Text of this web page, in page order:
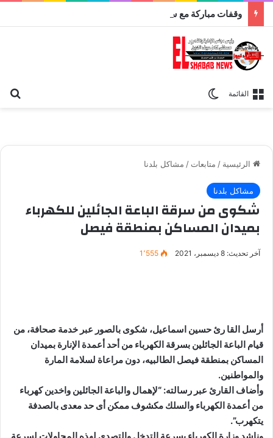
القائمة
الرئيسية / متابعات / مشاكل بلدنا
مشاكل بلدنا
شكوى من سرقة الباعة الجائلين للكهرباء
بميدان المساكن بمنطقة فيصل
آخر تحديث: 8 ديسمبر، 2021 1٬555
أرسل القا رئ حسين اسماعيل، شكوى بالصور عبر خدمة صحافة، من
قيام الباعة الجائلين بسرقة الكهرباء من أحد أعمدة الإنارة بميدان
المساكن بمنطقة فيصل الطالبيه، دون مراعاة لسلامة المارة
والمواطنين.
وأضاف القارئ عبر رسالته: “لإهمال والباعة الجائلين واخدين كهرباء
من أعمدة الكهرباء والسلك مكشوف ممكن أى حد معدى بالصدفة
يتكهرب”.